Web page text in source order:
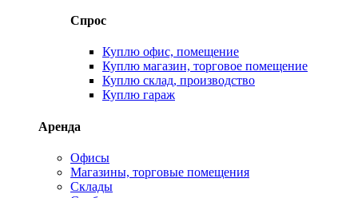
Спрос
Куплю офис, помещение
Куплю магазин, торговое помещение
Куплю склад, производство
Куплю гараж
Аренда
Офисы
Магазины, торговые помещения
Склады